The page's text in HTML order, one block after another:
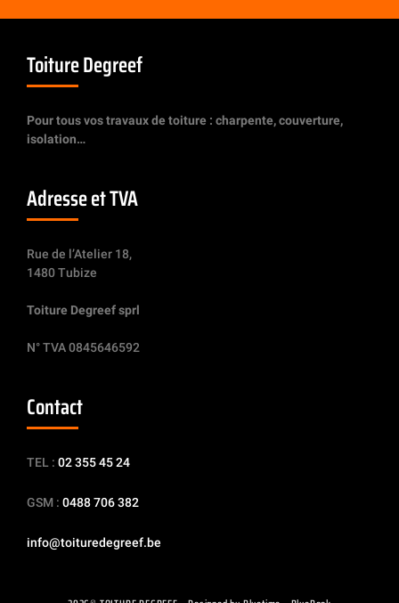
Toiture Degreef
Pour tous vos travaux de toiture : charpente, couverture,
isolation…
Adresse et TVA
Rue de l’Atelier 18,
1480 Tubize
Toiture Degreef sprl
N° TVA 0845646592
Contact
TEL : 02 355 45 24
GSM : 0488 706 382
info@toituredegreef.be